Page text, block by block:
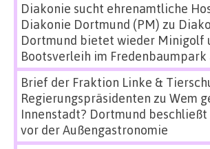
Diakonie sucht ehrenamtliche
Diakonie Dortmund (PM) zu
Dortmund bietet wieder Minigolf
Bootsverleih im Fredenbaumpark
Brief der Fraktion Linke &
Regierungspräsidenten zu Wem
Innenstadt? Dortmund
vor der Außengastronomie